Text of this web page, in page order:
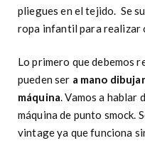
pliegues en el tejido. Se
ropa infantil para realizar
Lo primero que debemos
pueden ser a mano
máquina. Vamos a hablar
máquina de punto smock.
vintage ya que funciona